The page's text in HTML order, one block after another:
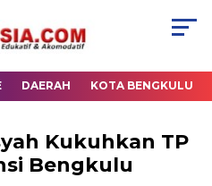
DAERAH KOTA BENGKULU
Kukuhkan TP
Bengkulu